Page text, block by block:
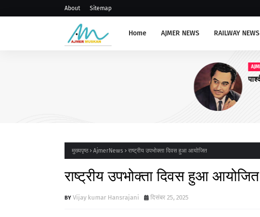
About Sitemap
Home AJMER NEWS RAILWAY NEWS
पार्श्वगायक किशोर कुमार का मनाएंगे जन्मदिन
मुख्यपृष्ठ AjmerNews राष्ट्रीय उपभोक्ता दिवस हुआ आयोजित
राष्ट्रीय उपभोक्ता दिवस हुआ आयोजित
Vijay kumar Hansrajani दिसंबर 25, 2025